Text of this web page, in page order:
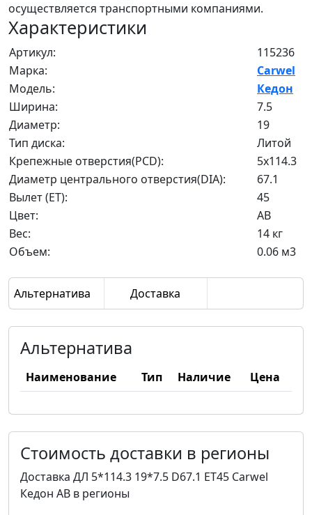
осуществляется транспортными компаниями.
Характеристики
Артикул:
115236
Марка:
Carwel
Модель:
Кедон
Ширина:
7.5
Диаметр:
19
Тип диска:
Литой
Крепежные отверстия(PCD):
5x114.3
Диаметр центрального отверстия(DIA):
67.1
Вылет (ET):
45
Цвет:
AB
Вес:
14 кг
Объем:
0.06 м3
Альтернатива Доставка
Альтернатива
Наименование Тип Наличие Цена
Стоимость доставки в регионы
Доставка ДЛ 5*114.3 19*7.5 D67.1 ET45 Carwel
Кедон AB в регионы